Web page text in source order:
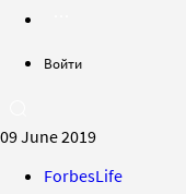
Войти
09 June 2019
ForbesLife